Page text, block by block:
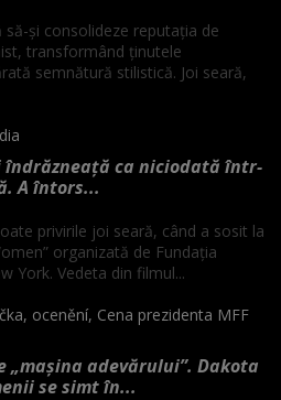
și consolideze reputația de
transformând ținutele
semnătură stilistică. Joi seară,
îndrăzneață ca niciodată într-
A întors...
privirile joi seară, când a sosit la
organizată de Fundația
York. Vedeta din filmul...
„mașina adevărului”. Dakota
se simt în...